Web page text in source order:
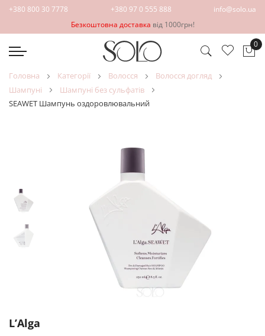
+380 800 30 7778 +380 97 0 555 888
info@solo.ua
Безкоштовна доставка від 1000грн!
0
головна категорії волосся
волосся догляд
шампуні
шампуні без сульфатів
SEAWET Шампунь оздоровлювальний
L’Alga